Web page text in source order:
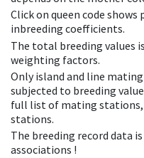
Click on queen code shows
inbreeding coefficients.
The total breeding values
weighting factors.
Only island and line
subjected to breeding
full list of mating
stations.
The breeding record data
associations !